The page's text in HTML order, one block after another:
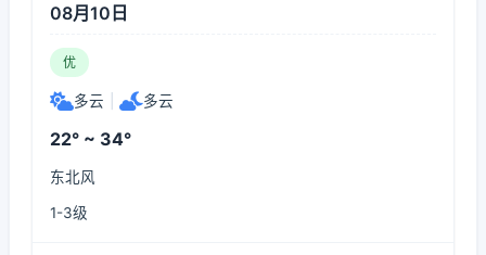
08月10日
优
多云 多云
22° ~ 34°
东北风
1-3级